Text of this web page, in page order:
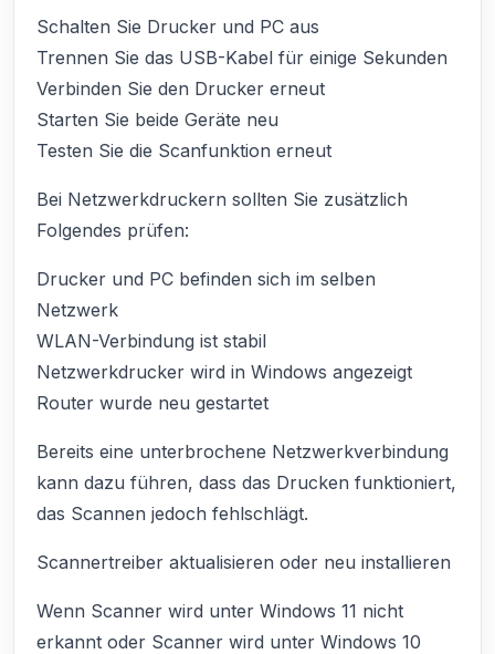
Schalten Sie Drucker und PC aus
Trennen Sie das USB-Kabel für einige Sekunden
Verbinden Sie den Drucker erneut
Starten Sie beide Geräte neu
Testen Sie die Scanfunktion erneut
Bei Netzwerkdruckern sollten Sie zusätzlich
Folgendes prüfen:
Drucker und PC befinden sich im selben
Netzwerk
WLAN-Verbindung ist stabil
Netzwerkdrucker wird in Windows angezeigt
Router wurde neu gestartet
Bereits eine unterbrochene Netzwerkverbindung
kann dazu führen, dass das Drucken funktioniert,
das Scannen jedoch fehlschlägt.
Scannertreiber aktualisieren oder neu installieren
Wenn Scanner wird unter Windows 11 nicht
erkannt oder Scanner wird unter Windows 10